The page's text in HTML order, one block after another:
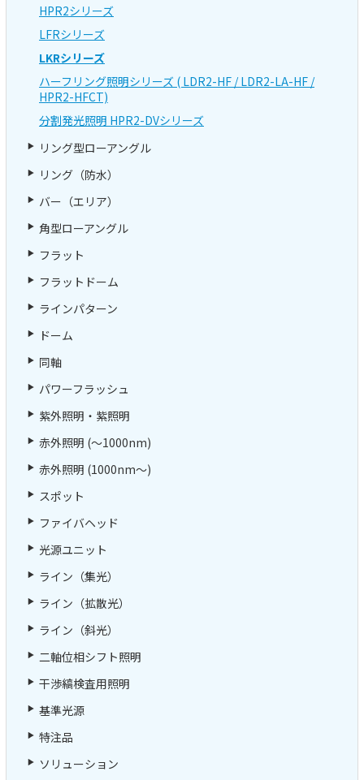
HPR2シリーズ
LFRシリーズ
LKRシリーズ
ハーフリング照明シリーズ ( LDR2-HF / LDR2-LA-HF /
HPR2-HFCT)
分割発光照明 HPR2-DVシリーズ
リング型ローアングル
リング（防水）
バー（エリア）
角型ローアングル
フラット
フラットドーム
ラインパターン
ドーム
同軸
パワーフラッシュ
紫外照明・紫照明
赤外照明 (～1000nm)
赤外照明 (1000nm～)
スポット
ファイバヘッド
光源ユニット
ライン（集光）
ライン（拡散光）
ライン（斜光）
二軸位相シフト照明
干渉縞検査用照明
基準光源
特注品
ソリューション